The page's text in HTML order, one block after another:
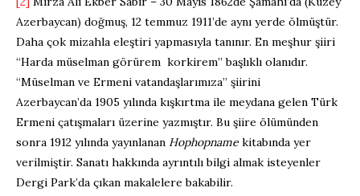
Azerbaycan) doğmuş, 12 temmuz 1911’de aynı yerde ölmüştür.
Daha çok mizahla eleştiri yapmasıyla tanınır. En meşhur şiiri
“Harda müselman görürem korkirem” başlıklı olanıdır.
“Müselman ve Ermeni vatandaşlarımıza” şiirini
Azerbaycan’da 1905 yılında kışkırtma ile meydana gelen Türk
Ermeni çatışmaları üzerine yazmıştır. Bu şiire ölümünden
sonra 1912 yılında yayınlanan Hophopname kitabında yer
verilmiştir. Sanatı hakkında ayrıntılı bilgi almak isteyenler
Dergi Park’da çıkan makalelere bakabilir.